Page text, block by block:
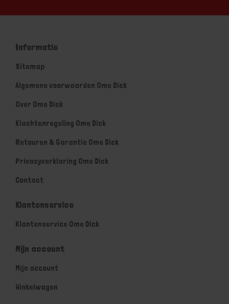
Informatie
Sitemap
Algemene voorwaarden Ome Dick
Over Ome Dick
Klachtenregeling Ome Dick
Retouren & Garantie Ome Dick
Privacyverklaring Ome Dick
Contact
Klantenservice
Klantenservice Ome Dick
Mijn account
Mijn account
Winkelwagen